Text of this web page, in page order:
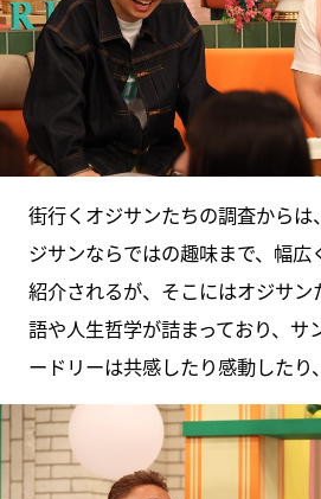
街行くオジサンたちの調査から
ジサンならではの趣味まで、幅広
紹介されるが、そこにはオジサ
語や人生哲学が詰まっており、サ
ードリーは共感したり感動したり